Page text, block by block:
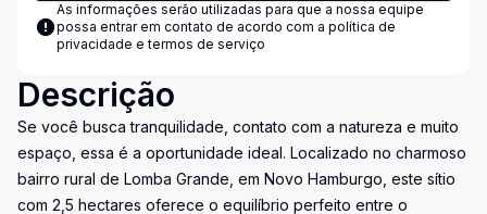
As informações serão utilizadas para que a nossa equipe
possa entrar em contato de acordo com a política de
privacidade e termos de serviço
Descrição
Se você busca tranquilidade, contato com a natureza e muito
espaço, essa é a oportunidade ideal. Localizado no charmoso
bairro rural de Lomba Grande, em Novo Hamburgo, este sítio
com 2,5 hectares oferece o equilíbrio perfeito entre o